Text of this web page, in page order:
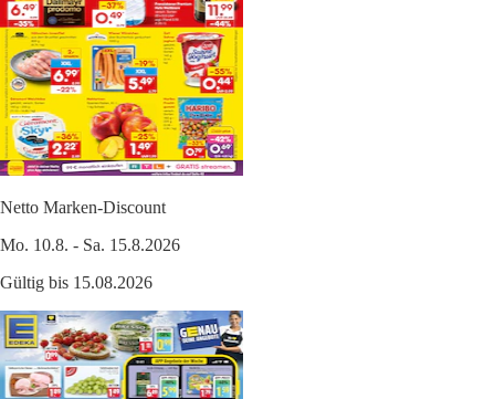
Netto Marken-Discount
Mo. 10.8. - Sa. 15.8.2026
Gültig bis 15.08.2026